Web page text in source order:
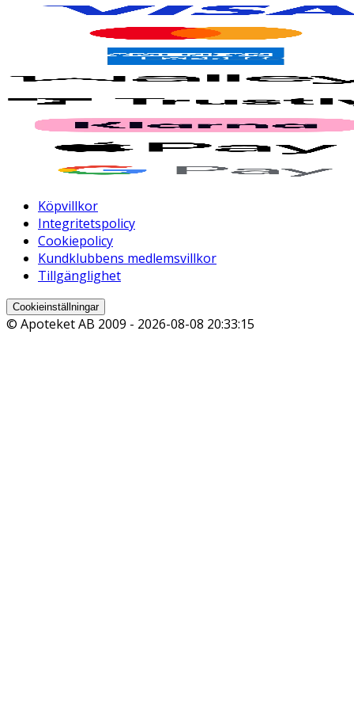
Köpvillkor
Integritetspolicy
Cookiepolicy
Kundklubbens medlemsvillkor
Tillgänglighet
Cookieinställningar
© Apoteket AB 2009 - 2026-08-08 20:33:15